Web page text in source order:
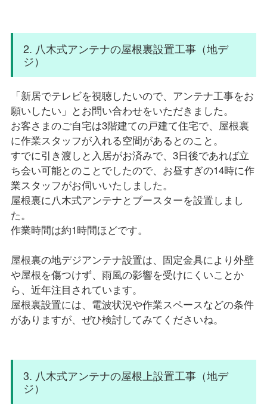
2. 八木式アンテナの屋根裏設置工事（地デ
ジ）
「新居でテレビを視聴したいので、アンテナ工事をお
願いしたい」とお問い合わせをいただきました。
お客さまのご自宅は3階建ての戸建て住宅で、屋根裏
に作業スタッフが入れる空間があるとのこと。
すでに引き渡しと入居がお済みで、3日後であれば立
ち会い可能とのことでしたので、お昼すぎの14時に作
業スタッフがお伺いいたしました。
屋根裏に八木式アンテナとブースターを設置しまし
た。
作業時間は約1時間ほどです。
屋根裏の地デジアンテナ設置は、固定金具により外壁
や屋根を傷つけず、雨風の影響を受けにくいことか
ら、近年注目されています。
屋根裏設置には、電波状況や作業スペースなどの条件
がありますが、ぜひ検討してみてくださいね。
3. 八木式アンテナの屋根上設置工事（地デ
ジ）